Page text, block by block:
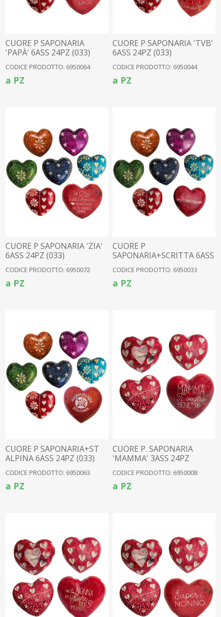
CUORE P SAPONARIA
'PAPÀ' 6ASS 24PZ (033)
CODICE PRODOTTO: 6950064
a PZ
CUORE P SAPONARIA 'TVB'
6ASS 24PZ (033)
CODICE PRODOTTO: 6950044
a PZ
CUORE P SAPONARIA 'ZIA'
6ASS 24PZ (033)
CODICE PRODOTTO: 6950072
a PZ
CUORE P
SAPONARIA+SCRITTA 6ASS
CODICE PRODOTTO: 6950033
a PZ
CUORE P SAPONARIA+ST
ALPINA 6ASS 24PZ (033)
CODICE PRODOTTO: 6950063
a PZ
CUORE P. SAPONARIA
'MAMMA' 3ASS 24PZ
CODICE PRODOTTO: 6950008
a PZ